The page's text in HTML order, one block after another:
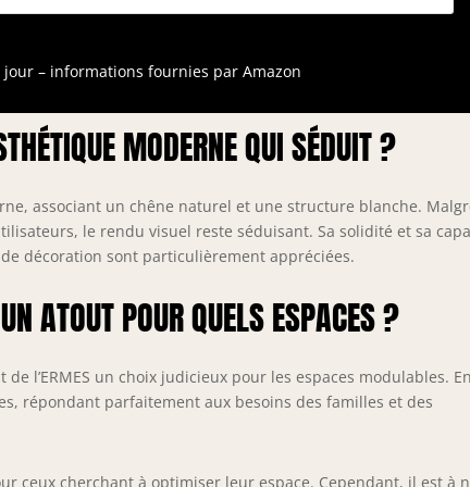
de 30 cm chacune. Les rallonges amovibles sous
avec section 5,2 x 5,2 cm La facture doit être demandée
de la commande en nous communiquant le code
– informations fournies par Amazon
MODERNE QUI SÉDUIT ?
associant un chêne naturel et une structure blanche.
le rendu visuel reste séduisant. Sa solidité et sa
décoration sont particulièrement appréciées.
ATOUT POUR QUELS ESPACES ?
de l’ERMES un choix judicieux pour les espaces modulables.
répondant parfaitement aux besoins des familles et des
ceux cherchant à optimiser leur espace. Cependant, il est à